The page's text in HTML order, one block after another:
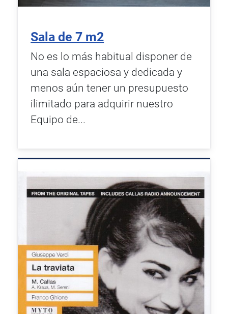
Sala de 7 m2
No es lo más habitual disponer de
una sala espaciosa y dedicada y
menos aún tener un presupuesto
ilimitado para adquirir nuestro
Equipo de...